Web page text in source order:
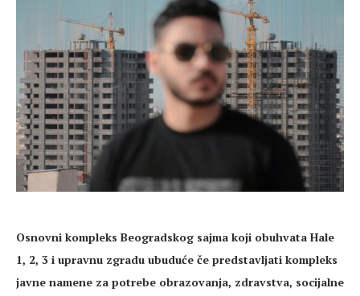
Osnovni kompleks Beogradskog sajma koji obuhvata Hale
1, 2, 3 i upravnu zgradu ubuduće če predstavljati kompleks
javne namene za potrebe obrazovanja, zdravstva, socijalne